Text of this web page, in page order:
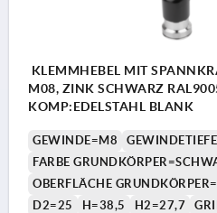
KLEMMHEBEL MIT
M08, ZINK SCHWARZ
KOMP:EDELSTAHL BLANK
GEWINDE=M8
FARBE
OBERFLÄCHE
D2=25
H=38,5 H2=27,7